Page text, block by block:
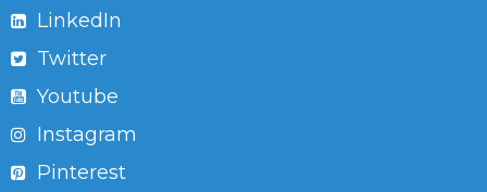
LinkedIn
Twitter
Youtube
Instagram
Pinterest